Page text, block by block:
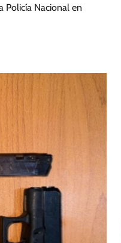
Policía Nacional en